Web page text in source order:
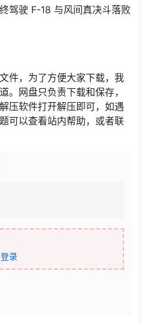
驾驶 F-18 与风间真决斗落败
件，为了方便大家下载，我
。网盘只负责下载和保存，
压软件打开解压即可，如遇
可以查看站内帮助，或者联
登录